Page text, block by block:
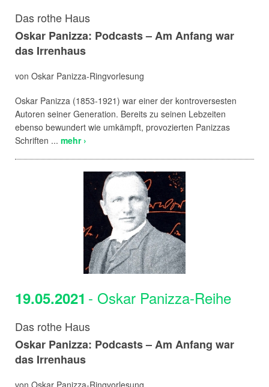
Das rothe Haus
Oskar Panizza: Podcasts – Am Anfang war
das Irrenhaus
von Oskar Panizza-Ringvorlesung
Oskar Panizza (1853-1921) war einer der kontroversesten
Autoren seiner Generation. Bereits zu seinen Lebzeiten
ebenso bewundert wie umkämpft, provozierten Panizzas
Schriften ... mehr ›
19.05.2021 - Oskar Panizza-Reihe
Das rothe Haus
Oskar Panizza: Podcasts – Am Anfang war
das Irrenhaus
von Oskar Panizza-Ringvorlesung